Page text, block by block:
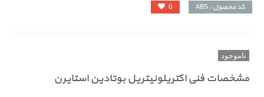
کد محصول : ABS 0
ناموجود
مشخصات فنی اکتریلونیتریل بوتادین استایرن